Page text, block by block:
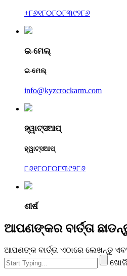
+୮୬୧୮୦୮୦୮୩୯୨୮୬
ଇ-ମେଲ୍
ଇ-ମେଲ୍
info@kyzcrockarm.com
ହ୍ୱାଟ୍ସଆପ୍
ହ୍ୱାଟ୍ସଆପ୍
୮୬୧୮୦୮୦୮୩୯୨୮୬
ଶୀର୍ଷ
ଆପଣଙ୍କର ବାର୍ତ୍ତା
ଆପଣଙ୍କ ବାର୍ତ୍ତା ଏଠାରେ ଲେଖନ୍ତୁ